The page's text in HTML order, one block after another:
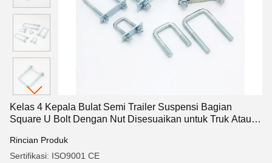
Kelas 4 Kepala Bulat Semi Trailer Suspensi Bagian
Square U Bolt Dengan Nut Disesuaikan untuk Truk Atau
Rincian Produk
Sertifikasi: ISO9001 CE